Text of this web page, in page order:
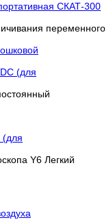
СКАТ-300
переменного
(для
(для
Y6 Легкий